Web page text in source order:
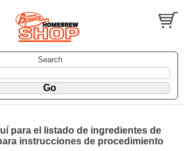
Search
para el listado de ingredientes de
instrucciones de procedimiento